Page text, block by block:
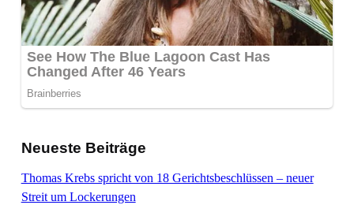
Neueste Beiträge
Thomas Krebs spricht von 18 Gerichtsbeschlüssen – neuer
Streit um Lockerungen